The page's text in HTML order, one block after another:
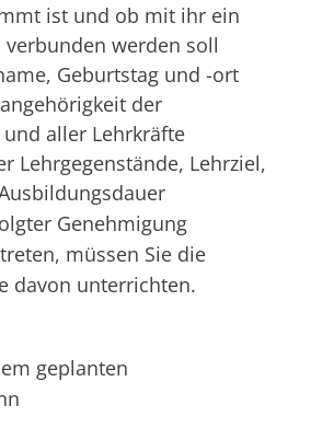
ist und ob mit ihr ein
verbunden werden soll
Geburtstag und -ort
der
aller Lehrkräfte
Lehrgegenstände, Lehrziel,
Genehmigung
müssen Sie die
davon unterrichten.
geplanten